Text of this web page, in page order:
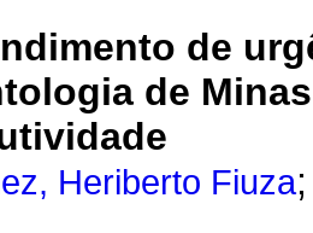
de
de
Heriberto Fiuza